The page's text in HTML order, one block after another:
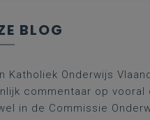
BLOG
Onderwijs
commentaar op
in de Commissie